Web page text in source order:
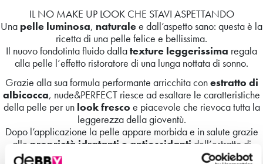
IL NO MAKE UP LOOK CHE STAVI ASPETTANDO
Una pelle luminosa, naturalee dall’aspetto sano: questa è la
ricetta di una pelle felice e bellissima.
Il nuovo fondotinta fluido dallatexture leggerissima regala
alla pelle l’effetto ristoratore di una lunga nottata di sonno.
Grazie alla sua formula performante arricchita conestratto di
albicocca, nude&PERFECT riesce ad esaltare le caratteristiche
della pelle per un look fresco e piacevole che rievoca tutta la
leggerezza della gioventù.
Dopo l’applicazione la pelle appare morbida e in salute grazie
alle proprietà idratanti e antiossidanti dell’estratto di
albicocca per un
che si adatta a tutti gli skintone.